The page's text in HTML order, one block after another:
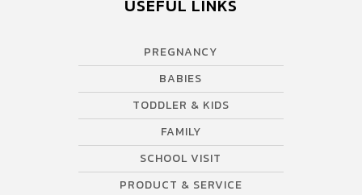
USEFUL LINKS
PREGNANCY
BABIES
TODDLER & KIDS
FAMILY
SCHOOL VISIT
PRODUCT & SERVICE